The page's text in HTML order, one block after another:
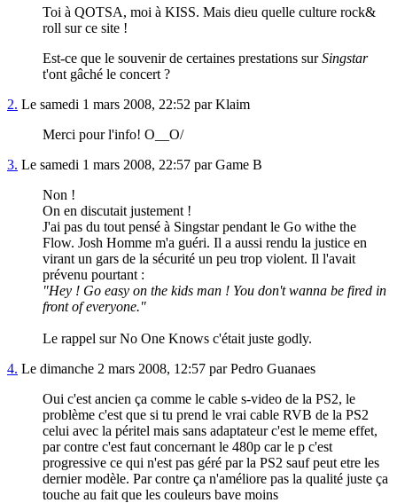
Toi à QOTSA, moi à KISS. Mais dieu quelle culture rock&
roll sur ce site !
Est-ce que le souvenir de certaines prestations surSingstar
t'ont gâché le concert ?
2. Le samedi 1 mars 2008, 22:52 par Klaim
Merci pour l'info! O__O/
3. Le samedi 1 mars 2008, 22:57 par Game B
Non !
On en discutait justement !
J'ai pas du tout pensé à Singstar pendant le Go withe the
Flow. Josh Homme m'a guéri. Il a aussi rendu la justice en
virant un gars de la sécurité un peu trop violent. Il l'avait
prévenu pourtant :
"Hey ! Go easy on the kids man ! You don't wanna be fired in
front of everyone."
Le rappel sur No One Knows c'était juste godly.
4. Le dimanche 2 mars 2008, 12:57 par Pedro Guanaes
Oui c'est ancien ça comme le cable s-video de la PS2, le
problème c'est que si tu prend le vrai cable RVB de la PS2
celui avec la péritel mais sans adaptateur c'est le meme effet,
par contre c'est faut concernant le 480p car le p c'est
progressive ce qui n'est pas géré par la PS2 sauf peut etre les
dernier modèle. Par contre ça n'améliore pas la qualité juste ça
touche au fait que les couleurs bave moins